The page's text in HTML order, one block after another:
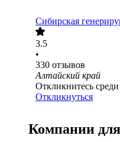
Сибирская
3.5
•
330 отзывов
Алтайский край
Откликнитесь
Откликнуться
Компании